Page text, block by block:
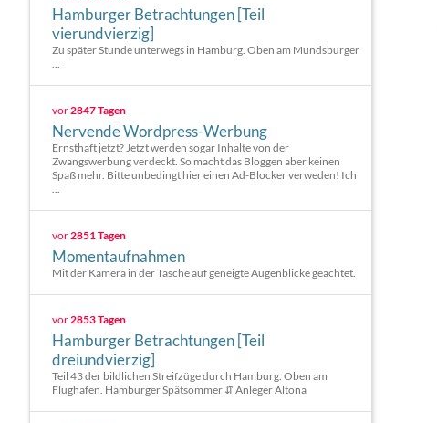
Hamburger Betrachtungen [Teil
vierundvierzig]
Zu später Stunde unterwegs in Hamburg. Oben am Mundsburger
...
vor2847 Tagen
Nervende Wordpress-Werbung
Ernsthaft jetzt? Jetzt werden sogar Inhalte von der
Zwangswerbung verdeckt. So macht das Bloggen aber keinen
Spaß mehr. Bitte unbedingt hier einen Ad-Blocker verweden! Ich
...
vor2851 Tagen
Momentaufnahmen
Mit der Kamera in der Tasche auf geneigte Augenblicke geachtet.
vor2853 Tagen
Hamburger Betrachtungen [Teil
dreiundvierzig]
Teil 43 der bildlichen Streifzüge durch Hamburg. Oben am
Flughafen. Hamburger Spätsommer ⇵ Anleger Altona